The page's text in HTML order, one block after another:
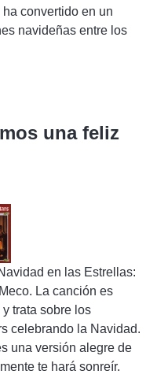
convertido en un
navideñas entre los
una feliz
en las Estrellas:
La canción es
trata sobre los
celebrando la Navidad.
una versión alegre de
te hará sonreír.